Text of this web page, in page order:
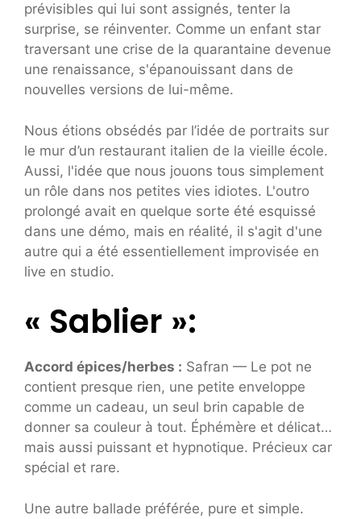
prévisibles qui lui sont assignés, tenter la
surprise, se réinventer. Comme un enfant star
traversant une crise de la quarantaine devenue
une renaissance, s'épanouissant dans de
nouvelles versions de lui-même.
Nous étions obsédés par l’idée de portraits sur
le mur d’un restaurant italien de la vieille école.
Aussi, l'idée que nous jouons tous simplement
un rôle dans nos petites vies idiotes. L'outro
prolongé avait en quelque sorte été esquissé
dans une démo, mais en réalité, il s'agit d'une
autre qui a été essentiellement improvisée en
live en studio.
« Sablier »:
Accord épices/herbes : Safran — Le pot ne
contient presque rien, une petite enveloppe
comme un cadeau, un seul brin capable de
donner sa couleur à tout. Éphémère et délicat…
mais aussi puissant et hypnotique. Précieux car
spécial et rare.
Une autre ballade préférée, pure et simple.